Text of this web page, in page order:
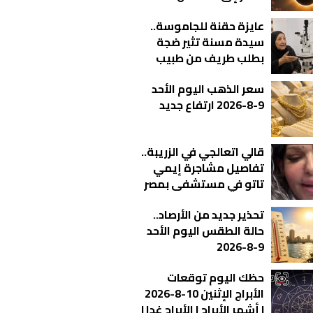
عايزة حقنة للجاموسة..
سيدة مسنة تثير ضجة
بطلب طريف من طبيب
سعر الذهب اليوم الأحد
9-8-2026 ارتفاع جديد
قالي اتعالجي في الزريبة..
تفاصيل مشاجرة إيمي
تاتو في مستشفى بمصر
تحذير جديد من الأرصاد..
حالة الطقس اليوم الأحد
9-8-2026
حظك اليوم توقعات
الأبراج الإثنين 10-8-2026